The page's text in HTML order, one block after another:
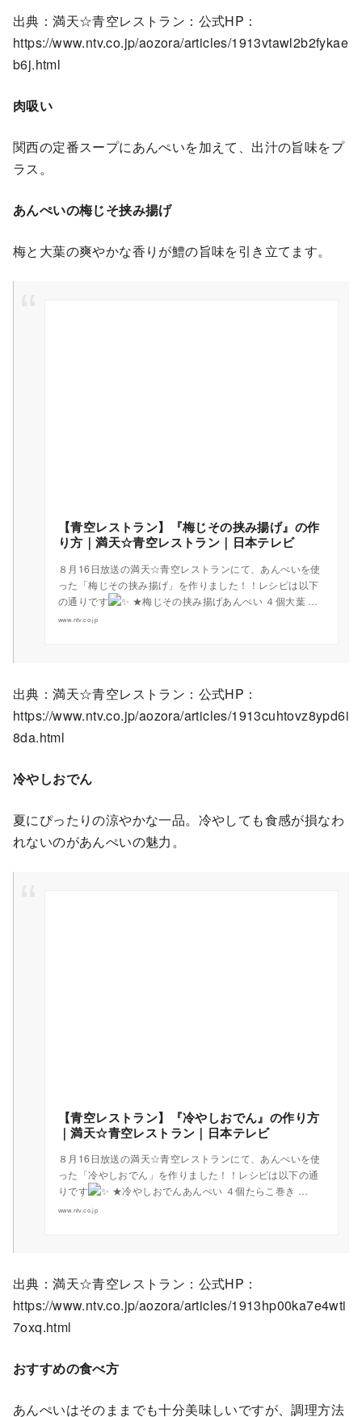
出典：満天☆青空レストラン：公式HP：
https://www.ntv.co.jp/aozora/articles/1913vtawl2b2fykae
b6j.html
肉吸い
関西の定番スープにあんぺいを加えて、出汁の旨味をプ
ラス。
あんぺいの梅じそ挟み揚げ
梅と大葉の爽やかな香りが鱧の旨味を引き立てます。
【青空レストラン】『梅じその挟み揚げ』の作
り方｜満天☆青空レストラン｜日本テレビ
８月16日放送の満天☆青空レストランにて、あんぺいを使
った「梅じその挟み揚げ」を作りました！！レシピは以下
の通りです
★梅じその挟み揚げあんぺい ４個大葉 …
www.ntv.co.jp
出典：満天☆青空レストラン：公式HP：
https://www.ntv.co.jp/aozora/articles/1913cuhtovz8ypd6i
8da.html
冷やしおでん
夏にぴったりの涼やかな一品。冷やしても食感が損なわ
れないのがあんぺいの魅力。
【青空レストラン】『冷やしおでん』の作り方
｜満天☆青空レストラン｜日本テレビ
８月16日放送の満天☆青空レストランにて、あんぺいを使
った「冷やしおでん」を作りました！！レシピは以下の通
りです
★冷やしおでんあんぺい ４個たらこ巻き …
www.ntv.co.jp
出典：満天☆青空レストラン：公式HP：
https://www.ntv.co.jp/aozora/articles/1913hp00ka7e4wti
7oxq.html
おすすめの食べ方
あんぺいはそのままでも十分美味しいですが、調理方法